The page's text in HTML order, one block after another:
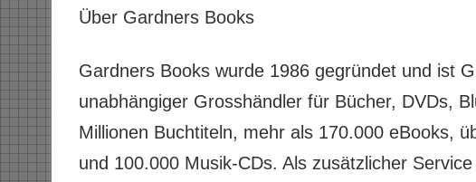
Über Gardners Books
Gardners Books wurde 1986 gegründet und ist
unabhängiger Grosshändler für Bücher, DVDs,
Millionen Buchtiteln, mehr als 170.000 eBooks,
und 100.000 Musik-CDs. Als zusätzlicher